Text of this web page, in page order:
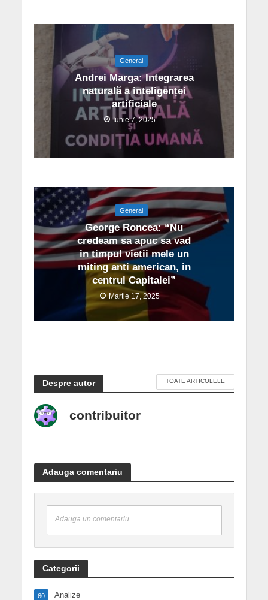
General
Andrei Marga: Integrarea
naturală a inteligenței
artificiale
Iunie 7, 2025
General
George Roncea: “Nu
credeam sa apuc sa vad
in timpul vietii mele un
miting anti american, in
centrul Capitalei”
Martie 17, 2025
Despre autor TOATE ARTICOLELE
contribuitor
Adauga comentariu
Adauga un comentariu
Categorii
Analize
60